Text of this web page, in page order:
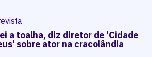
a toalha, diz diretor de 'Cidade
sobre ator na cracolândia